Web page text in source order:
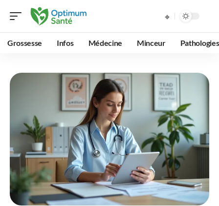
Grossesse Infos Médecine Minceur Pathologies